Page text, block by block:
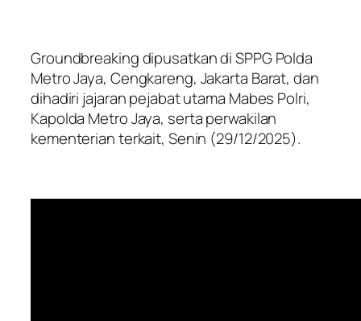
Groundbreaking dipusatkan di SPPG Polda
Metro Jaya, Cengkareng, Jakarta Barat, dan
dihadiri jajaran pejabat utama Mabes Polri,
Kapolda Metro Jaya, serta perwakilan
kementerian terkait, Senin (29/12/2025).